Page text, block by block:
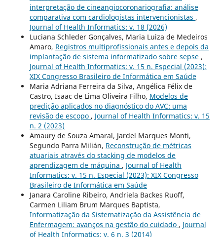
interpretação de cineangiocoronariografia: análise
comparativa com cardiologistas intervencionistas ,
Journal of Health Informatics: v. 18 (2026)
Luciana Schleder Gonçalves, Maria Luiza de Medeiros
Amaro, Registros multiprofissionais antes e depois da
implantação de sistema informatizado sobre sepse ,
Journal of Health Informatics: v. 15 n. Especial (2023):
XIX Congresso Brasileiro de Informática em Saúde
Maria Adriana Ferreira da Silva, Angélica Félix de
Castro, Isaac de Lima Oliveira Filho, Modelos de
predição aplicados no diagnóstico do AVC: uma
revisão de escopo , Journal of Health Informatics: v. 15
n. 2 (2023)
Amaury de Souza Amaral, Jardel Marques Monti,
Segundo Parra Milián, Reconstrução de métricas
atuariais através do stacking de modelos de
aprendizagem de máquina , Journal of Health
Informatics: v. 15 n. Especial (2023): XIX Congresso
Brasileiro de Informática em Saúde
Janara Caroline Ribeiro, Andriela Backes Ruoff,
Carmen Liliam Brum Marques Baptista,
Informatização da Sistematização da Assistência de
Enfermagem: avanços na gestão do cuidado , Journal
of Health Informatics: v. 6 n. 3 (2014)